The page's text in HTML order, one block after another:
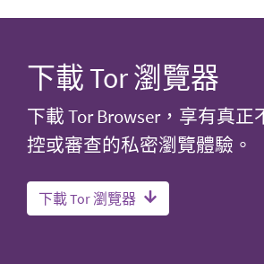
下載 Tor 瀏覽器
下載 Tor Browser，享有真
控或審查的私密瀏覽體驗。
下載 Tor 瀏覽器